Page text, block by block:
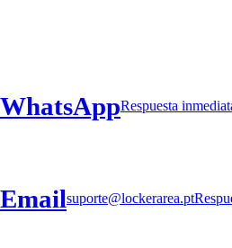
WhatsAppRespuesta
Emailsuporte@lockerarea.pt